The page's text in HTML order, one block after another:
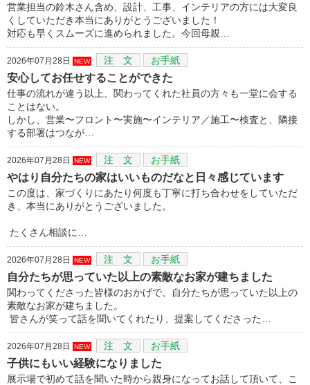
営業担当の鈴木さん含め、設計、工事、インテリアの方には大変良
くしていただき本当にありがとうございました！
対応も早くスムーズに進められました。今回母親…
2026年07月28日 NEW 注 文 お手紙
安心してお任せすることができた
仕事の流れが違う以上、関わってくれた社員の方々も一堂に会する
ことはない。
しかし、営業〜フロント〜実施〜インテリア／施工〜検査と、隣接
する部署はつなが…
2026年07月28日 NEW 注 文 お手紙
やはり自分たちの家はいいものだなと日々感じています
この度は、家づくりにあたり何度も丁寧に打ち合わせをしていただ
き、本当にありがとうございました。
たくさん相談に…
2026年07月28日 NEW 注 文 お手紙
自分たちが思っていた以上の素敵なお家が建ちました
関わってくださった皆様のおかげで、自分たちが思っていた以上の
素敵なお家が建ちました。
皆さんが笑って話を聞いてくれたり、提案してくださった…
2026年07月28日 NEW 注 文 お手紙
子供にもいい経験になりました
展示場で初めて話を聞いた時から親身になってお話して頂いて、こ